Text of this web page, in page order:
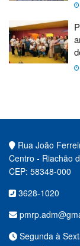
Rua João
Centro - Riachão
CEP: 58348-000
3628-1020
Segunda à